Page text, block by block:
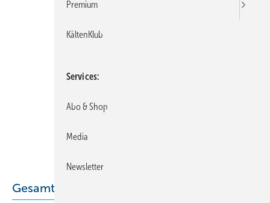
Gesamt-PDF der Ausgabe
Premium
KältenKlub
Services
Abo & Shop
Media
Newsletter